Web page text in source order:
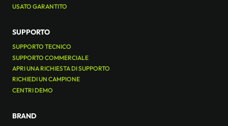
USATO GARANTITO
SUPPORTO
SUPPORTO TECNICO
SUPPORTO COMMERCIALE
APRI UNA RICHIESTA DI SUPPORTO
RICHIEDI UN CAMPIONE
CENTRI DEMO
BRAND